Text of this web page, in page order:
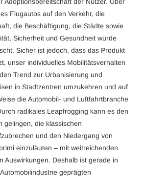
Flugautos auf den Verkehr, die
die Beschäftigung, die Städte sowie
Sicherheit und Gesundheit wurde
Sicher ist jedoch, dass das Produkt
unser individuelles Mobilitätsverhalten
Trend zur Urbanisierung und
in Stadtzentren umzukehren und auf
die Automobil- und Luftfahrtbranche
radikales Leapfrogging kann es den
gelingen, die klassischen
und den Niedergang von
einzuläuten – mit weitreichenden
Auswirkungen. Deshalb ist gerade in
geprägten